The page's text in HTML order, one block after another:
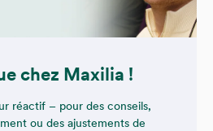
chez Maxilia !
réactif – pour des conseils,
ou des ajustements de